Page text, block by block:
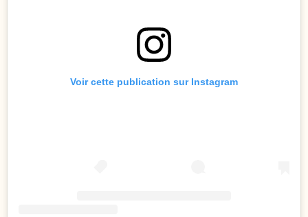
Voir cette publication sur Instagram